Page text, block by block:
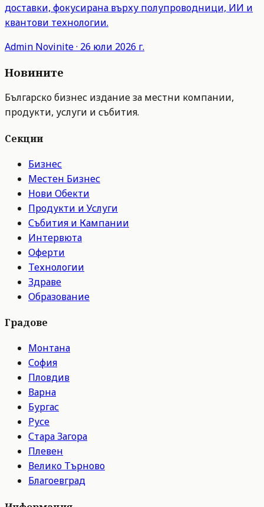
доставки, фокусирана върху полупроводници, ИИ и
квантови технологии.
Admin Novinite· 26 юли 2026 г.
Новините
Българско бизнес издание за местни компании,
продукти, услуги и събития.
Секции
Бизнес
Местен Бизнес
Нови Обекти
Продукти и Услуги
Събития и Кампании
Интервюта
Оферти
Технологии
Здраве
Образование
Градове
Монтана
София
Пловдив
Варна
Бургас
Русе
Стара Загора
Плевен
Велико Търново
Благоевград